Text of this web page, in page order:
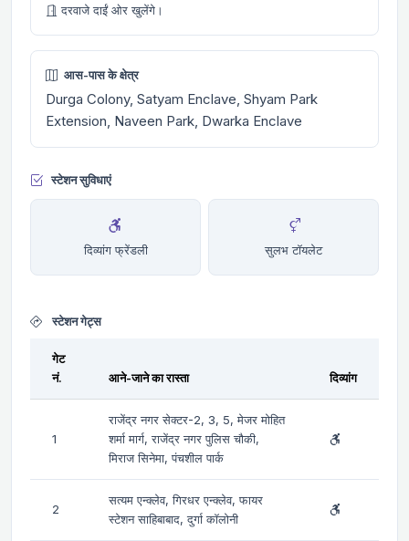
दरवाजे दाईं ओर खुलेंगे।
आस-पास के क्षेत्र
Durga Colony, Satyam Enclave, Shyam Park
Extension, Naveen Park, Dwarka Enclave
स्टेशन सुविधाएं
दिव्यांग फ्रेंडली सुलभ टॉयलेट
स्टेशन गेट्स
गेट
नं.
आने-जाने का रास्ता दिव्यांग
1
राजेंद्र नगर सेक्टर-2, 3, 5, मेजर मोहित
शर्मा मार्ग, राजेंद्र नगर पुलिस चौकी,
मिराज सिनेमा, पंचशील पार्क
2
सत्यम एन्क्लेव, गिरधर एन्क्लेव, फायर
स्टेशन साहिबाबाद, दुर्गा कॉलोनी